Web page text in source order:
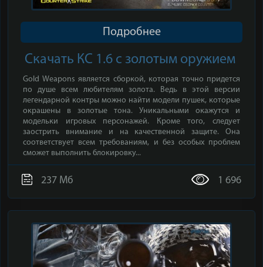
Скачать КС 1.6 с золотым оружием
Gold Weapons является сборкой, которая точно придется
по душе всем любителям золота. Ведь в этой версии
легендарной контры можно найти модели пушек, которые
окрашены в золотые тона. Уникальными окажутся и
модельки игровых персонажей. Кроме того, следует
заострить внимание и на качественной защите. Она
соответствует всем требованиям, и без особых проблем
сможет выполнить блокировку...
237 Мб 1 696
Подробнее